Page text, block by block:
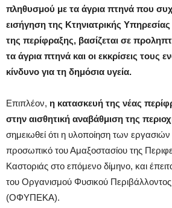
πληθυσμού με τα άγρια πτηνά που
εισήγηση της Κτηνιατρικής
της περίφραξης, βασίζεται σε
τα άγρια πτηνά και οι εκκρίσεις τους
κίνδυνο για τη δημόσια υγεία.
Επιπλέον, η κατασκευή της νέας
στην αισθητική αναβάθμιση της
σημειωθεί ότι η υλοποίηση των
προσωπικό του Αμαξοστασίου της
Καστοριάς στο επόμενο δίμηνο, και
του Οργανισμού Φυσικού
(ΟΦΥΠΕΚΑ).